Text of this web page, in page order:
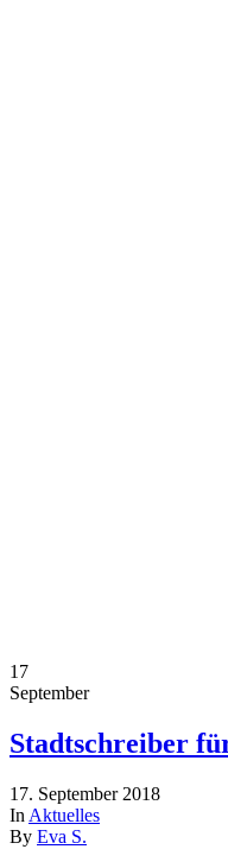
17
September
Stadtschreiber
17. September 2018
In Aktuelles
By Eva S.